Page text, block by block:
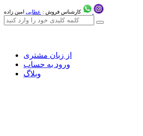
کارشناس فروش : عطایی امین زاده
از زبان مشتری
ورود به حساب
وبلاگ